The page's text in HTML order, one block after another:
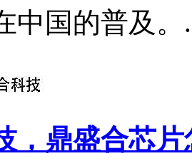
中国的普及。
，鼎盛合芯片